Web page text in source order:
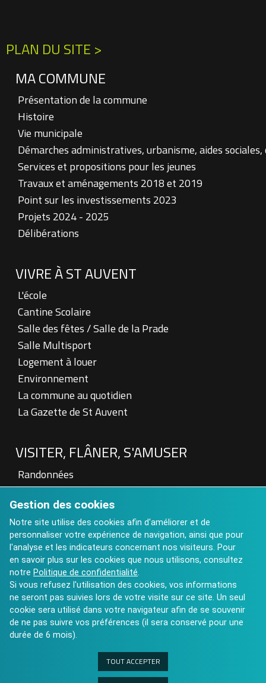
PLAN DU SITE >
MA COMMUNE
Présentation de la commune
Histoire
Vie municipale
Démarches administratives, urbanisme, aides
Services et propositions pour les jeunes
Travaux et aménagements 2018 et 2019
Point sur les investissements 2023
Projets 2024 - 2025
Délibérations
VIVRE À ST AUVENT
L'école
Cantine Scolaire
Salle des fêtes / Salle de la Prade
Salle Multisport
Logement à louer
Environnement
La commune au quotidien
La Gazette de St Auvent
VISITER, FLÂNER, S'AMUSER
Randonnées
Patrimoine
Visite à la Ferme
Hébergements touristiques
Aires de pique nique
Art contemporain : Château de St Auvent
Calendrier des Manifestations 2025
Gestion des cookies
Notre site utilise des cookies afin d'améliorer et de
personnaliser votre expérience de navigation, ainsi que pour
l'analyse et les indicateurs concernant nos visiteurs. Pour
en savoir plus sur les cookies que nous utilisons, consultez
notre Politique de confidentialité.
Si vous refusez l'utilisation des cookies, vos informations
ne seront pas suivies lors de votre visite sur ce site. Un seul
cookie sera utilisé dans votre navigateur afin de se souvenir
de ne pas suivre vos préférences (il sera conservé pour une
durée de 6 mois).
TOUT ACCEPTER